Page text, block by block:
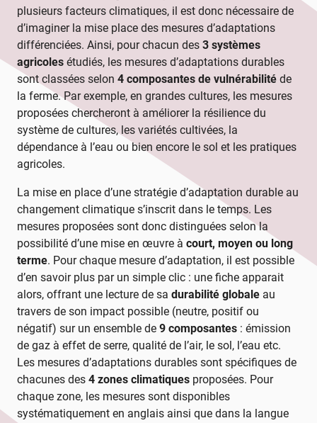
plusieurs facteurs climatiques, il est donc nécessaire de
d’imaginer la mise place des mesures d’adaptations
différenciées. Ainsi, pour chacun des 3 systèmes
agricoles étudiés, les mesures d’adaptations durables
sont classées selon 4 composantes de vulnérabilité de
la ferme. Par exemple, en grandes cultures, les mesures
proposées chercheront à améliorer la résilience du
système de cultures, les variétés cultivées, la
dépendance à l’eau ou bien encore le sol et les pratiques
agricoles.
La mise en place d’une stratégie d’adaptation durable au
changement climatique s’inscrit dans le temps. Les
mesures proposées sont donc distinguées selon la
possibilité d’une mise en œuvre à court, moyen ou long
terme. Pour chaque mesure d’adaptation, il est possible
d’en savoir plus par un simple clic : une fiche apparait
alors, offrant une lecture de sa durabilité globale au
travers de son impact possible (neutre, positif ou
négatif) sur un ensemble de 9 composantes : émission
de gaz à effet de serre, qualité de l’air, le sol, l’eau etc.
Les mesures d’adaptations durables sont spécifiques de
chacunes des 4 zones climatiques proposées. Pour
chaque zone, les mesures sont disponibles
systématiquement en anglais ainsi que dans la langue